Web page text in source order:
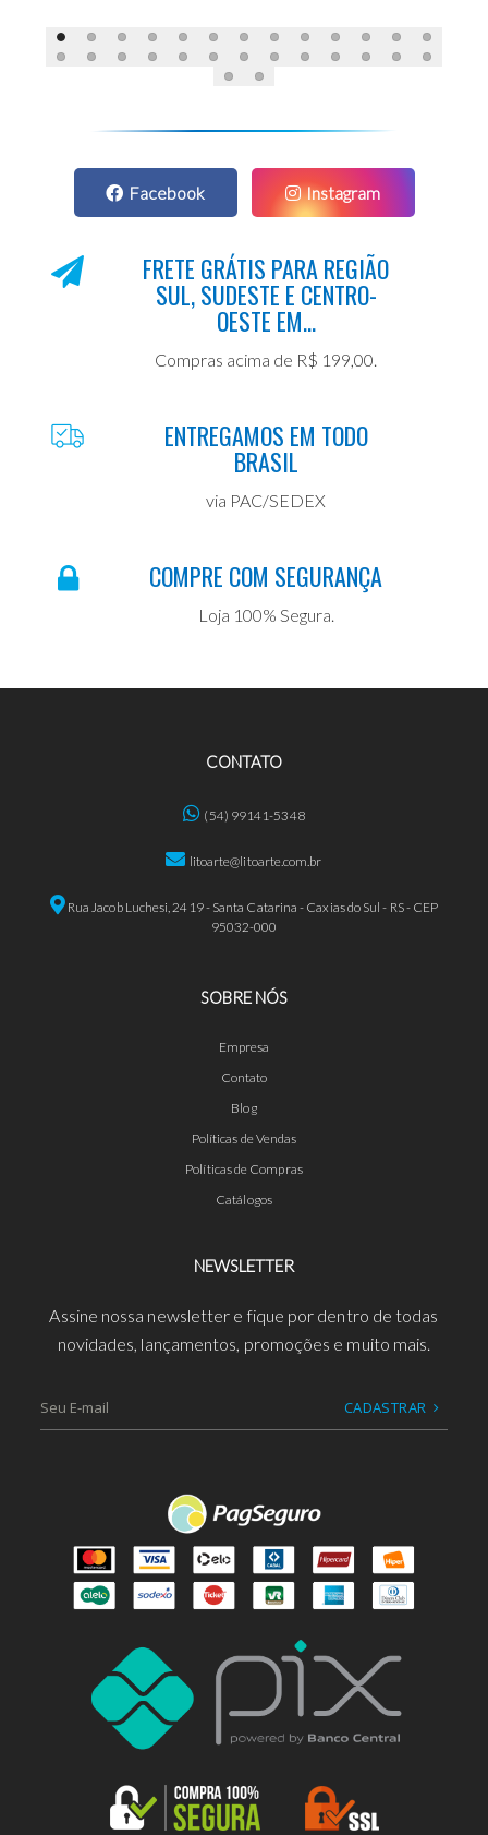
Facebook Instagram
FRETE GRÁTIS PARA REGIÃO
SUL, SUDESTE E CENTRO-
OESTE EM...
Compras acima de R$ 199,00.
ENTREGAMOS EM TODO
BRASIL
via PAC/SEDEX
COMPRE COM SEGURANÇA
Loja 100% Segura.
CONTATO
(54) 99141-5348
litoarte@litoarte.com.br
Rua Jacob Luchesi, 2419 - Santa Catarina - Caxias do Sul - RS - CEP
95032-000
SOBRE NÓS
Empresa
Contato
Blog
Políticas de Vendas
Políticas de Compras
Catálogos
NEWSLETTER
Assine nossa newsletter e fique por dentro de todas
novidades, lançamentos, promoções e muito mais.
CADASTRAR